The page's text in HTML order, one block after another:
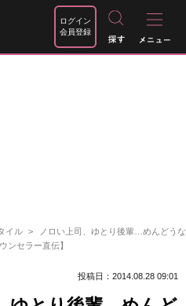
ログイン
会員登録
イル
ノロい上司、ゆとり後輩…めんどうな
ンセラー直伝】
投稿日：2014.08.28 09:01